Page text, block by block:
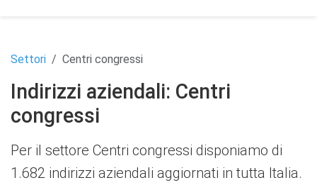
Settori Centri congressi
Indirizzi aziendali: Centri
congressi
Per il settore Centri congressi disponiamo di
1.682 indirizzi aziendali aggiornati in tutta Italia.